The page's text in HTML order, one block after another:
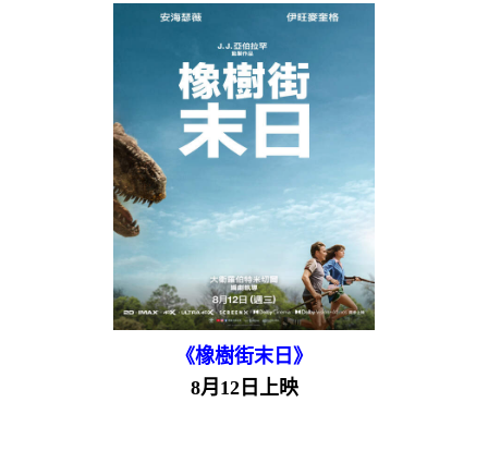
《橡樹街末日》
8月12日上映